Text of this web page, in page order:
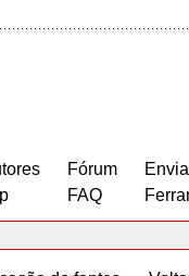
Fórum
FAQ